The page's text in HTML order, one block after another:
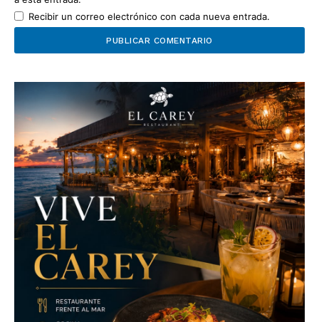
Recibir un correo electrónico con cada nueva entrada.